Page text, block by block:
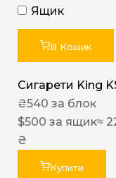
Ящик
В Кошик
Сигарети King
₴540 за блок
$500 за ящик≈
₴
Купити